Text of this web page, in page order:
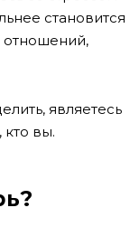
становится
отношений,
являетесь
вы.